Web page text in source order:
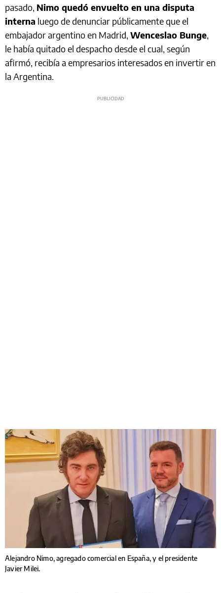
pasado, Nimo quedó envuelto en una disputa
interna luego de denunciar públicamente que el
embajador argentino en Madrid, Wenceslao Bunge,
le había quitado el despacho desde el cual, según
afirmó, recibía a empresarios interesados en invertir en
la Argentina.
Alejandro Nimo, agregado comercial en España, y el presidente
Javier Milei.